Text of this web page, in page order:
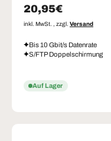
Normaler Preis
20,95€
inkl. MwSt. , zzgl. Versand
Bis 10 Gbit/s Datenrate
S/FTP Doppelschirmung
Auf Lager